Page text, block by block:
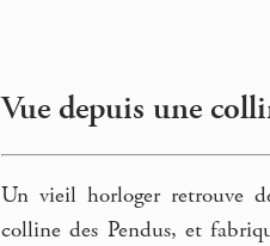
Vue depuis une
Un vieil horloger retrouve
colline des Pendus, et